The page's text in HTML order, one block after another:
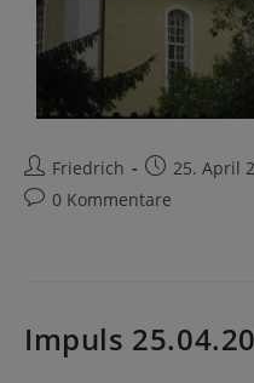
Friedrich 25. April
0 Kommentare
Impuls